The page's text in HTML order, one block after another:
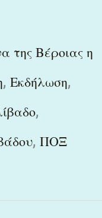
της Βέροιας η
, Εκδήλωση,
,
, ΠΟΞ